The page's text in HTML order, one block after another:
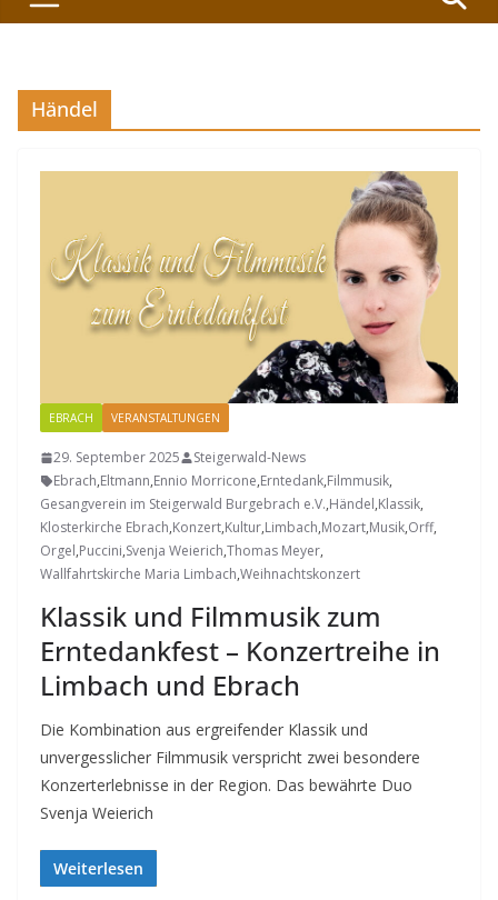
Händel
EBRACH VERANSTALTUNGEN
29. September 2025
Steigerwald-News
Ebrach,Eltmann,Ennio Morricone,Erntedank,Filmmusik,
Gesangverein im Steigerwald Burgebrach e.V.,Händel,Klassik,
Klosterkirche Ebrach,Konzert,Kultur,Limbach,Mozart,Musik,Orff,
Orgel,Puccini,Svenja Weierich,Thomas Meyer,
Wallfahrtskirche Maria Limbach,Weihnachtskonzert
Klassik und Filmmusik zum
Erntedankfest – Konzertreihe in
Limbach und Ebrach
Die Kombination aus ergreifender Klassik und
unvergesslicher Filmmusik verspricht zwei besondere
Konzerterlebnisse in der Region. Das bewährte Duo
Svenja Weierich
Weiterlesen